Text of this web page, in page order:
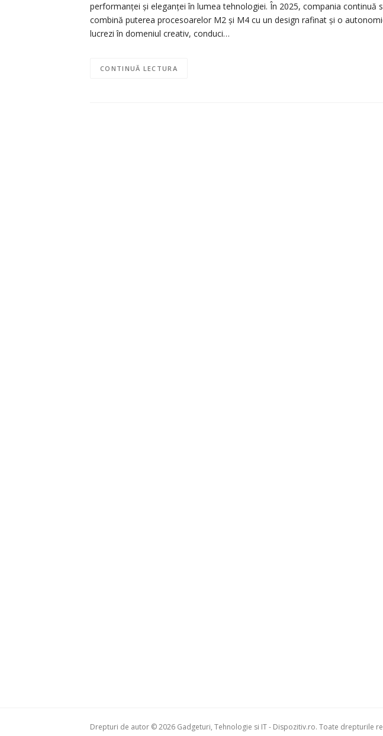
performanței și eleganței în lumea tehnologiei. În 2025, compania continuă
combină puterea procesoarelor M2 și M4 cu un design rafinat și o
lucrezi în domeniul creativ, conduci…
CONTINUĂ LECTURA
Drepturi de autor © 2026 Gadgeturi, Tehnologie si IT - Dispozitiv.ro. Toate drepturile